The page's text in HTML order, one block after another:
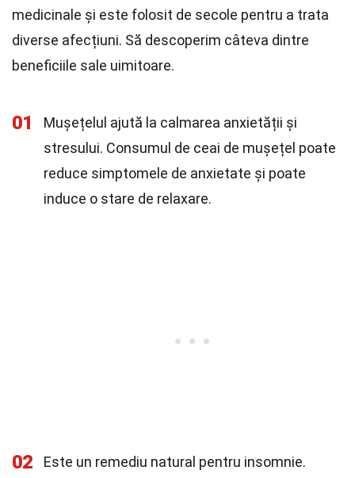
medicinale și este folosit de secole pentru a trata
diverse afecțiuni. Să descoperim câteva dintre
beneficiile sale uimitoare.
01
Mușețelul ajută la calmarea anxietății și
stresului. Consumul de ceai de mușețel poate
reduce simptomele de anxietate și poate
induce o stare de relaxare.
02
Este un remediu natural pentru insomnie.